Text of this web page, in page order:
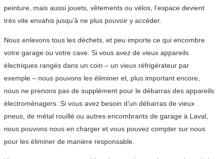
peinture, mais aussi jouets, vêtements ou vélos, l’espace devient
très vite envahis jusqu’à ne plus pouvoir y accéder.
Nous enlevons tous les déchets, et peu importe ce qui encombre
votre garage ou votre cave. Si vous avez de vieux appareils
électriques rangés dans un coin – un vieux réfrigérateur par
exemple – nous pouvons les éliminer et, plus important encore,
nous ne prenons pas de supplément pour le débarras des appareils
électroménagers. Si vous avez besoin d’un débarras de vieux
pneus, de métal rouillé ou autres encombrants de garage à Laval,
nous pouvons nous en charger et vous pouvez compter sur nous
pour les éliminer de manière responsable.